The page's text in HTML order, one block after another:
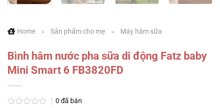
Home » Sản phẩm cho mẹ » Máy hâm sữa
Bình hâm nước pha sữa di động Fatz baby
Mini Smart 6 FB3820FD
0 đã bán